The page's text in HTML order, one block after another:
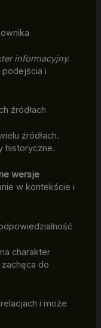
informacyjny.
i
źródłach
źródłach.
historyczne.
wersje
w kontekście i
charakter
do
i może